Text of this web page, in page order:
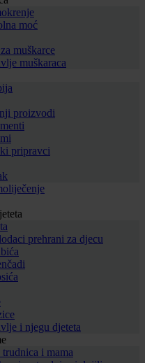
moć
muškarce
muškaraca
proizvodi
pripravci
prehrani za djecu
i njegu djeteta
i mama